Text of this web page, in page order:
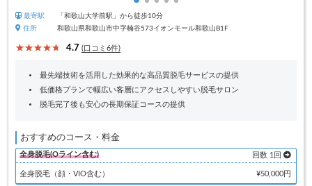
最寄駅
「和歌山大学前駅」から徒歩10分
住所
和歌山県和歌山市中字楠谷573イオンモール和歌山B1F
4.7 (口コミ6件)
最先端技術を活用した効果的な高品質脱毛サービスの提供
低価格プランで幅広い客層にアクセスしやすい脱毛サロン
脱毛完了後も安心の長期保証コースの提供
おすすめのコース・料金
全身脱毛(Oライン含む) 回数 1回
全身脱毛（顔・VIO含む） ¥50,000円